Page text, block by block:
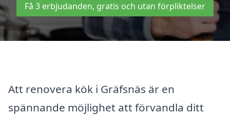
Få 3 erbjudanden, gratis och utan förpliktelser
Att renovera kök i Gräfsnäs är en
spännande möjlighet att förvandla ditt